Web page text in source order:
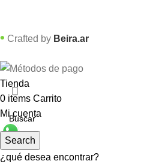
• Crafted by Beira.ar
Search
¿qué desea encontrar?
Tienda
0 items Carrito
Mi cuenta